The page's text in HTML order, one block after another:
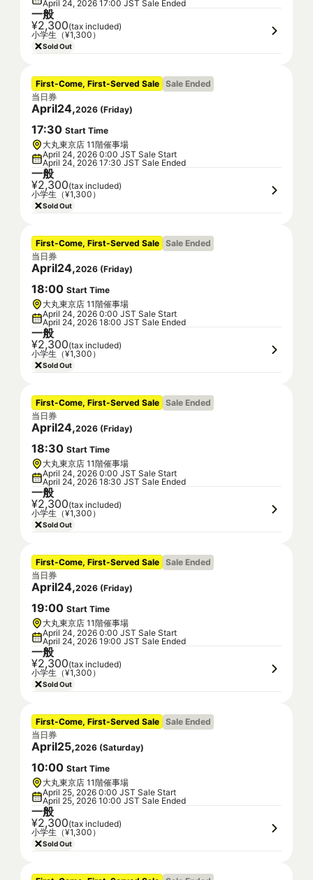
April 24, 2026 17:00 JST Sale Ended
一般
¥2,300(tax included)
小学生（¥1,300）
Sold Out
First-Come, First-Served Sale Sale Ended
当日券
April24,2026 (Friday)
17:30 Start Time
大丸東京店 11階催事場
April 24, 2026 0:00 JST Sale Start
April 24, 2026 17:30 JST Sale Ended
一般
¥2,300(tax included)
小学生（¥1,300）
Sold Out
First-Come, First-Served Sale Sale Ended
当日券
April24,2026 (Friday)
18:00 Start Time
大丸東京店 11階催事場
April 24, 2026 0:00 JST Sale Start
April 24, 2026 18:00 JST Sale Ended
一般
¥2,300(tax included)
小学生（¥1,300）
Sold Out
First-Come, First-Served Sale Sale Ended
当日券
April24,2026 (Friday)
18:30 Start Time
大丸東京店 11階催事場
April 24, 2026 0:00 JST Sale Start
April 24, 2026 18:30 JST Sale Ended
一般
¥2,300(tax included)
小学生（¥1,300）
Sold Out
First-Come, First-Served Sale Sale Ended
当日券
April24,2026 (Friday)
19:00 Start Time
大丸東京店 11階催事場
April 24, 2026 0:00 JST Sale Start
April 24, 2026 19:00 JST Sale Ended
一般
¥2,300(tax included)
小学生（¥1,300）
Sold Out
First-Come, First-Served Sale Sale Ended
当日券
April25,2026 (Saturday)
10:00 Start Time
大丸東京店 11階催事場
April 25, 2026 0:00 JST Sale Start
April 25, 2026 10:00 JST Sale Ended
一般
¥2,300(tax included)
小学生（¥1,300）
Sold Out